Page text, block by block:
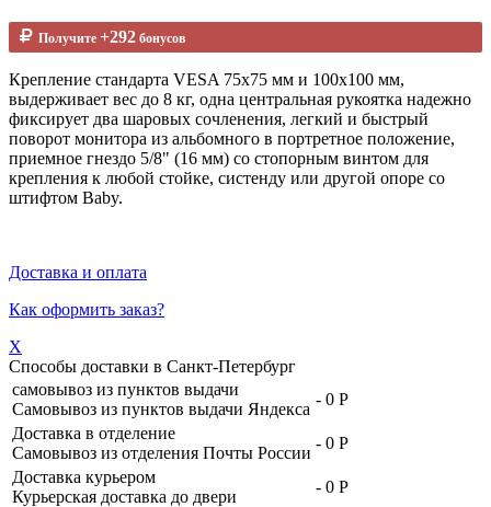
Получите +292 бонусов
Крепление стандарта VESA 75x75 мм и 100x100 мм,
выдерживает вес до 8 кг, одна центральная рукоятка надежно
фиксирует два шаровых сочленения, легкий и быстрый
поворот монитора из альбомного в портретное положение,
приемное гнездо 5/8" (16 мм) со стопорным винтом для
крепления к любой стойке, систенду или другой опоре со
штифтом Baby.
Доставка и оплата
Как оформить заказ?
X
Способы доставки в Санкт-Петербург
самовывоз из пунктов выдачи
Самовывоз из пунктов выдачи Яндекса
- 0 Р
Доставка в отделение
Самовывоз из отделения Почты России
- 0 Р
Доставка курьером
Курьерская доставка до двери
- 0 Р